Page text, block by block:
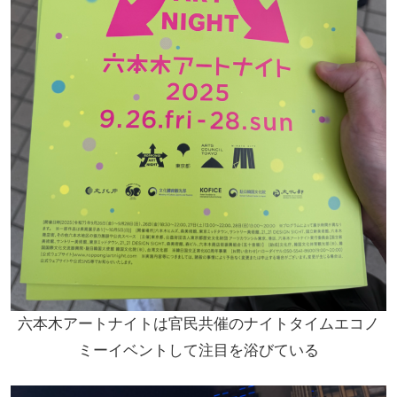
六本木アートナイトは官民共催のナイトタイムエコノ
ミーイベントして注目を浴びている